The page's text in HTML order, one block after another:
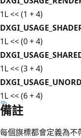
1L << (1 + 4)
1L << (0 + 4)
1L << (3 + 4)
1L << (6 + 4)
備註
每個旗標都會定義為不